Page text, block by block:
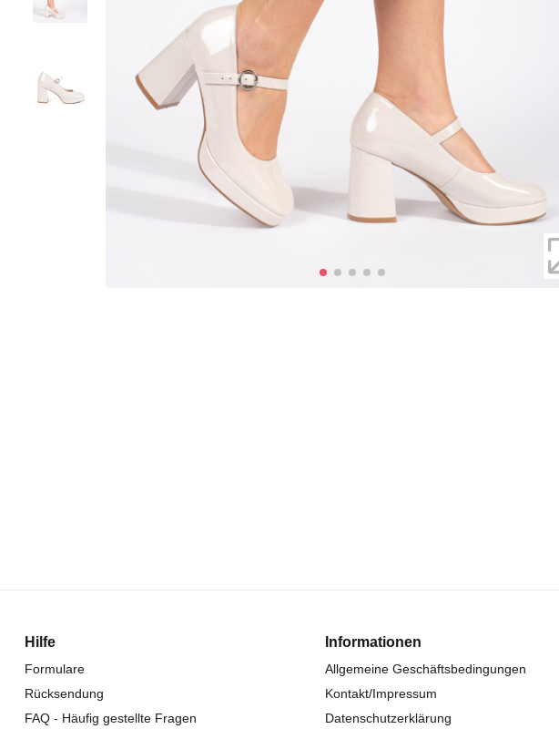
Hilfe
Formulare
Rücksendung
FAQ - Häufig gestellte Fragen
Informationen
Allgemeine Geschäftsbedingungen
Kontakt/Impressum
Datenschutzerklärung